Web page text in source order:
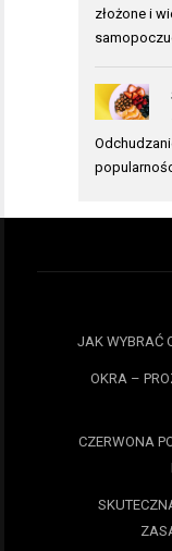
złożone i
JAK WYBRAĆ
OKRA –
CZERWONA